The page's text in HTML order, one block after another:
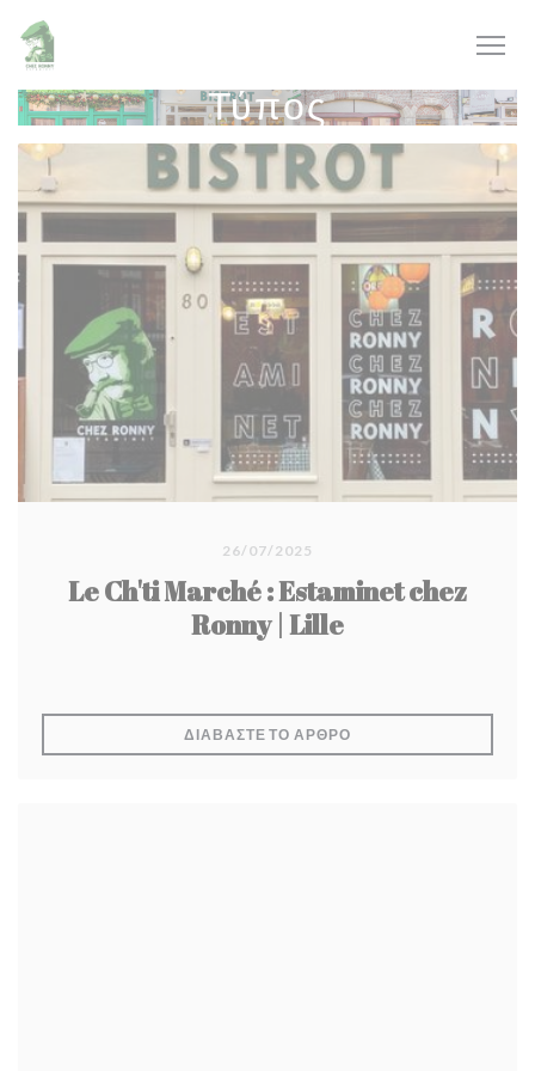
Πίνακας διαχείρισης "Μπισκότων" (Cookies)
Τύπος
26/07/2025
Le Ch'ti Marché : Estaminet chez
Ronny | Lille
ΔΙΑΒΆΣΤΕ ΤΟ ΆΡΘΡΟ((ΑΝΟΊΓΕΙ ΣΕ ΝΈΟ